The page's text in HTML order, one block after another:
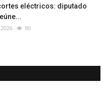
eléctricos: diputado
90